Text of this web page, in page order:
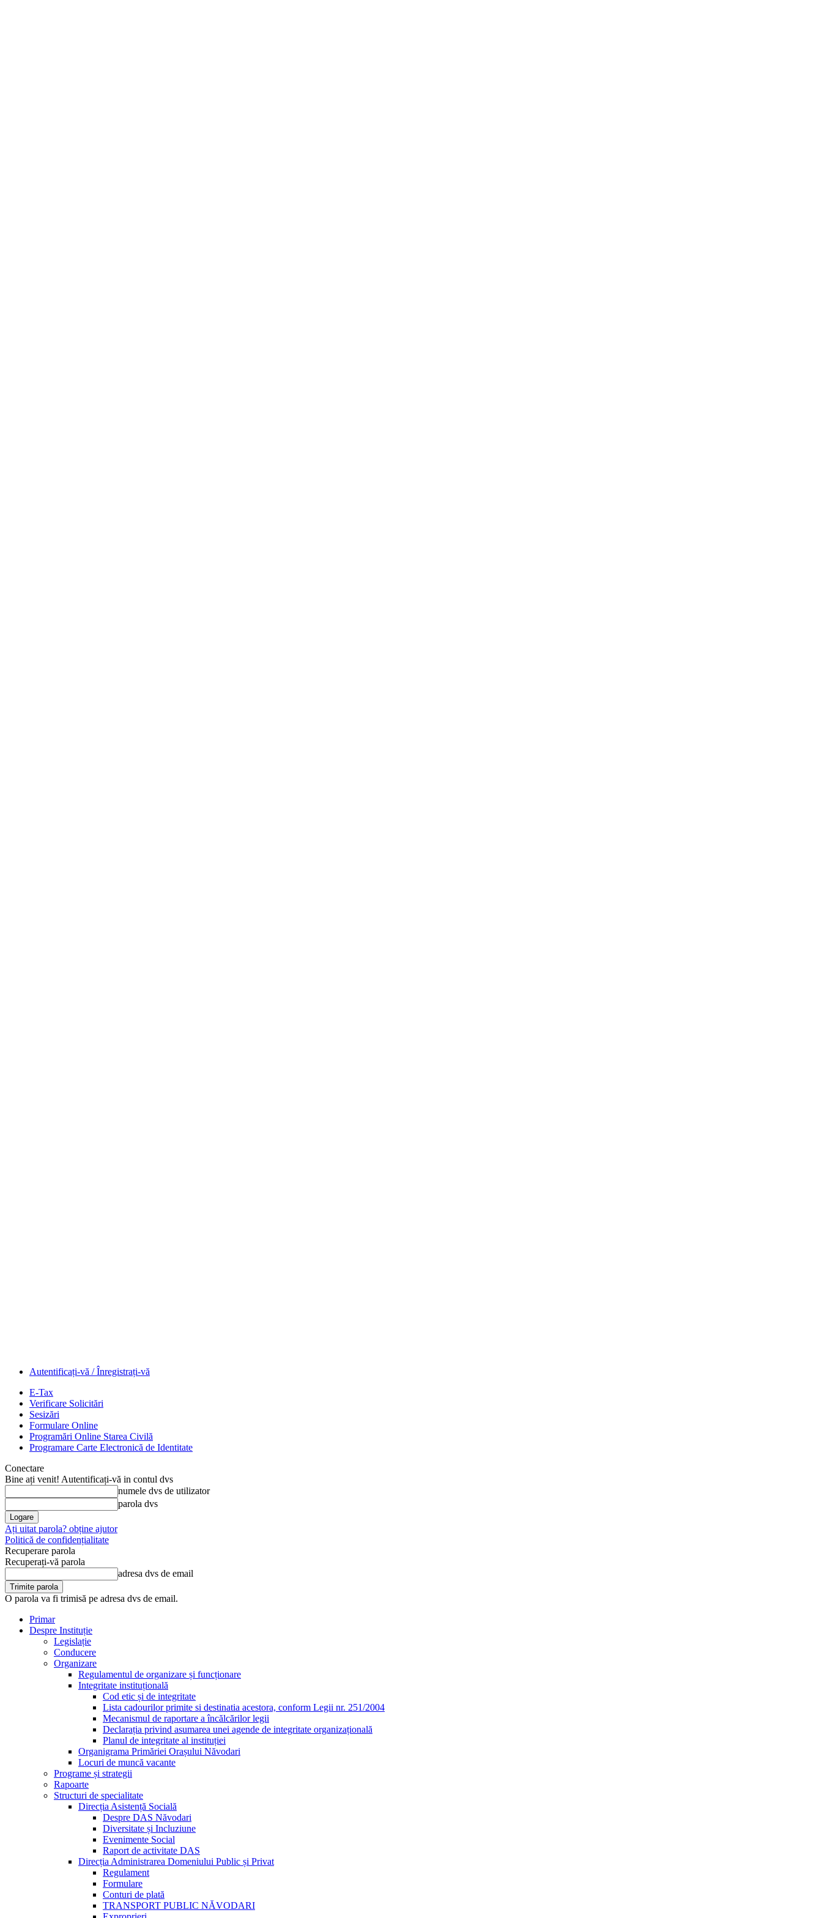
Autentificați-vă / Înregistrați-vă
E-Tax
Verificare Solicitări
Sesizări
Formulare Online
Programări Online Starea Civilă
Programare Carte Electronică de Identitate
Conectare
Bine ați venit! Autentificați-vă in contul dvs
numele dvs de utilizator
parola dvs
Ați uitat parola? obține ajutor
Politică de confidențialitate
Recuperare parola
Recuperați-vă parola
adresa dvs de email
O parola va fi trimisă pe adresa dvs de email.
Primar
Despre Instituție
Legislație
Conducere
Organizare
Regulamentul de organizare și funcționare
Integritate instituțională
Cod etic și de integritate
Lista cadourilor primite si destinatia acestora, conform Legii nr. 251/2004
Mecanismul de raportare a încălcărilor legii
Declarația privind asumarea unei agende de integritate organizațională
Planul de integritate al instituției
Organigrama Primăriei Orașului Năvodari
Locuri de muncă vacante
Programe și strategii
Rapoarte
Structuri de specialitate
Direcția Asistență Socială
Despre DAS Năvodari
Diversitate și Incluziune
Evenimente Social
Raport de activitate DAS
Direcția Administrarea Domeniului Public și Privat
Regulament
Formulare
Conturi de plată
TRANSPORT PUBLIC NĂVODARI